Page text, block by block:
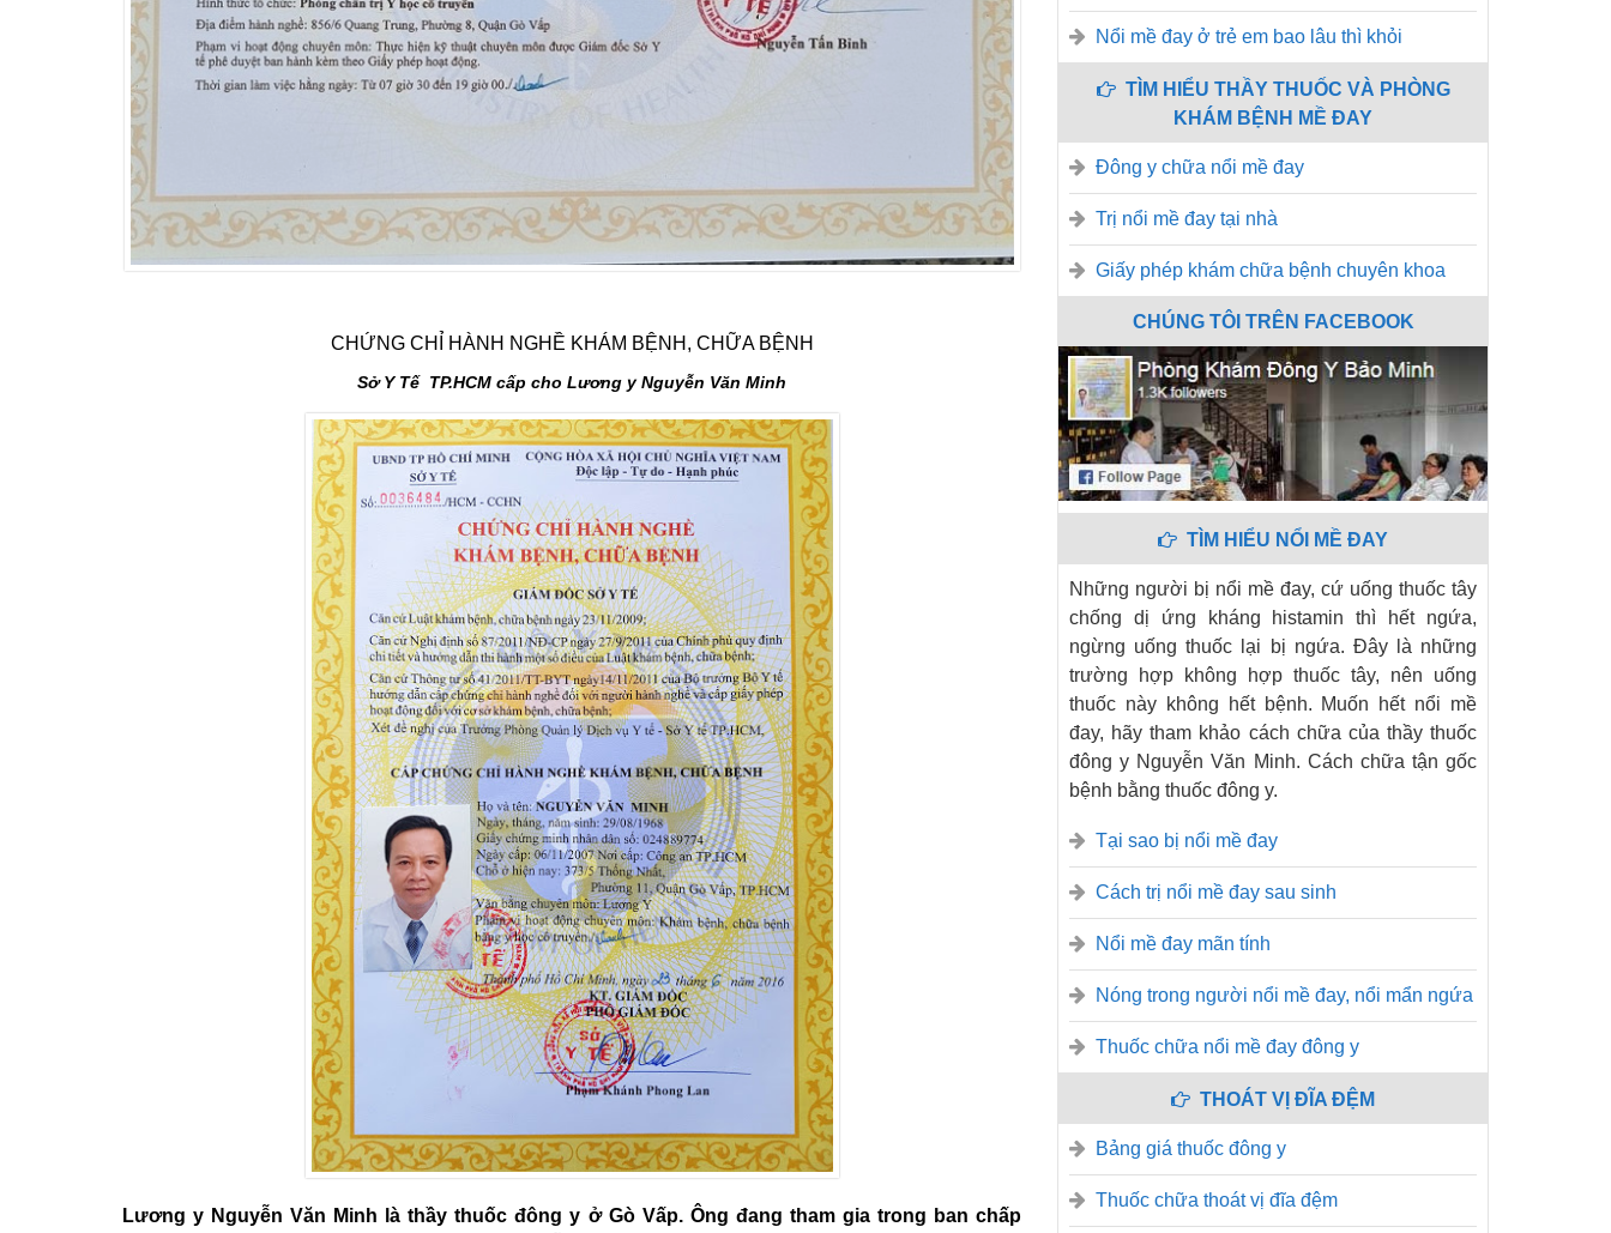
CHỨNG CHỈ HÀNH NGHỀ KHÁM BỆNH, CHỮA BỆNH
Sở Y Tế TP.HCM cấp cho Lương y Nguyễn Văn Minh
Lương y Nguyễn Văn Minh là thầy thuốc đông y ở Gò Vấp. Ông đang tham gia trong ban chấp
Nổi mề đay ở trẻ em bao lâu thì khỏi
TÌM HIỂU THẦY THUỐC VÀ PHÒNG
KHÁM BỆNH MỀ ĐAY
Đông y chữa nổi mề đay
Trị nổi mề đay tại nhà
Giấy phép khám chữa bệnh chuyên khoa
CHÚNG TÔI TRÊN FACEBOOK
TÌM HIỂU NỔI MỀ ĐAY
Những người bị nổi mề đay, cứ uống thuốc tây
chống dị ứng kháng histamin thì hết ngứa,
ngừng uống thuốc lại bị ngứa. Đây là những
trường hợp không hợp thuốc tây, nên uống
thuốc này không hết bệnh. Muốn hết nổi mề
đay, hãy tham khảo cách chữa của thầy thuốc
đông y Nguyễn Văn Minh. Cách chữa tận gốc
bệnh bằng thuốc đông y.
Tại sao bị nổi mề đay
Cách trị nổi mề đay sau sinh
Nổi mề đay mãn tính
Nóng trong người nổi mề đay, nổi mẩn ngứa
Thuốc chữa nổi mề đay đông y
THOÁT VỊ ĐĨA ĐỆM
Bảng giá thuốc đông y
Thuốc chữa thoát vị đĩa đệm